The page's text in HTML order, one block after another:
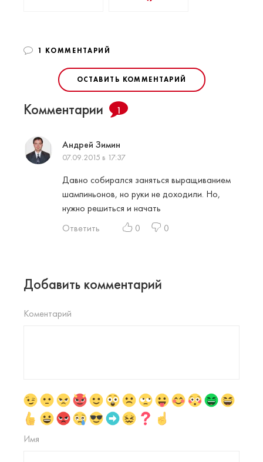
1 КОММЕНТАРИЙ
ОСТАВИТЬ КОММЕНТАРИЙ
Комментарии 1
Андрей Зимин
07.09.2015 в 17:37
Давно собирался заняться выращиванием
шампиньонов, но руки не доходили. Но,
нужно решиться и начать
Ответить
0 0
Добавить комментарий
Коментарий
Имя